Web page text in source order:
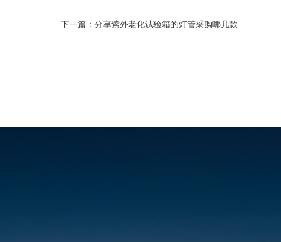
下一篇： 分享紫外老化试验箱的灯管采购哪几款